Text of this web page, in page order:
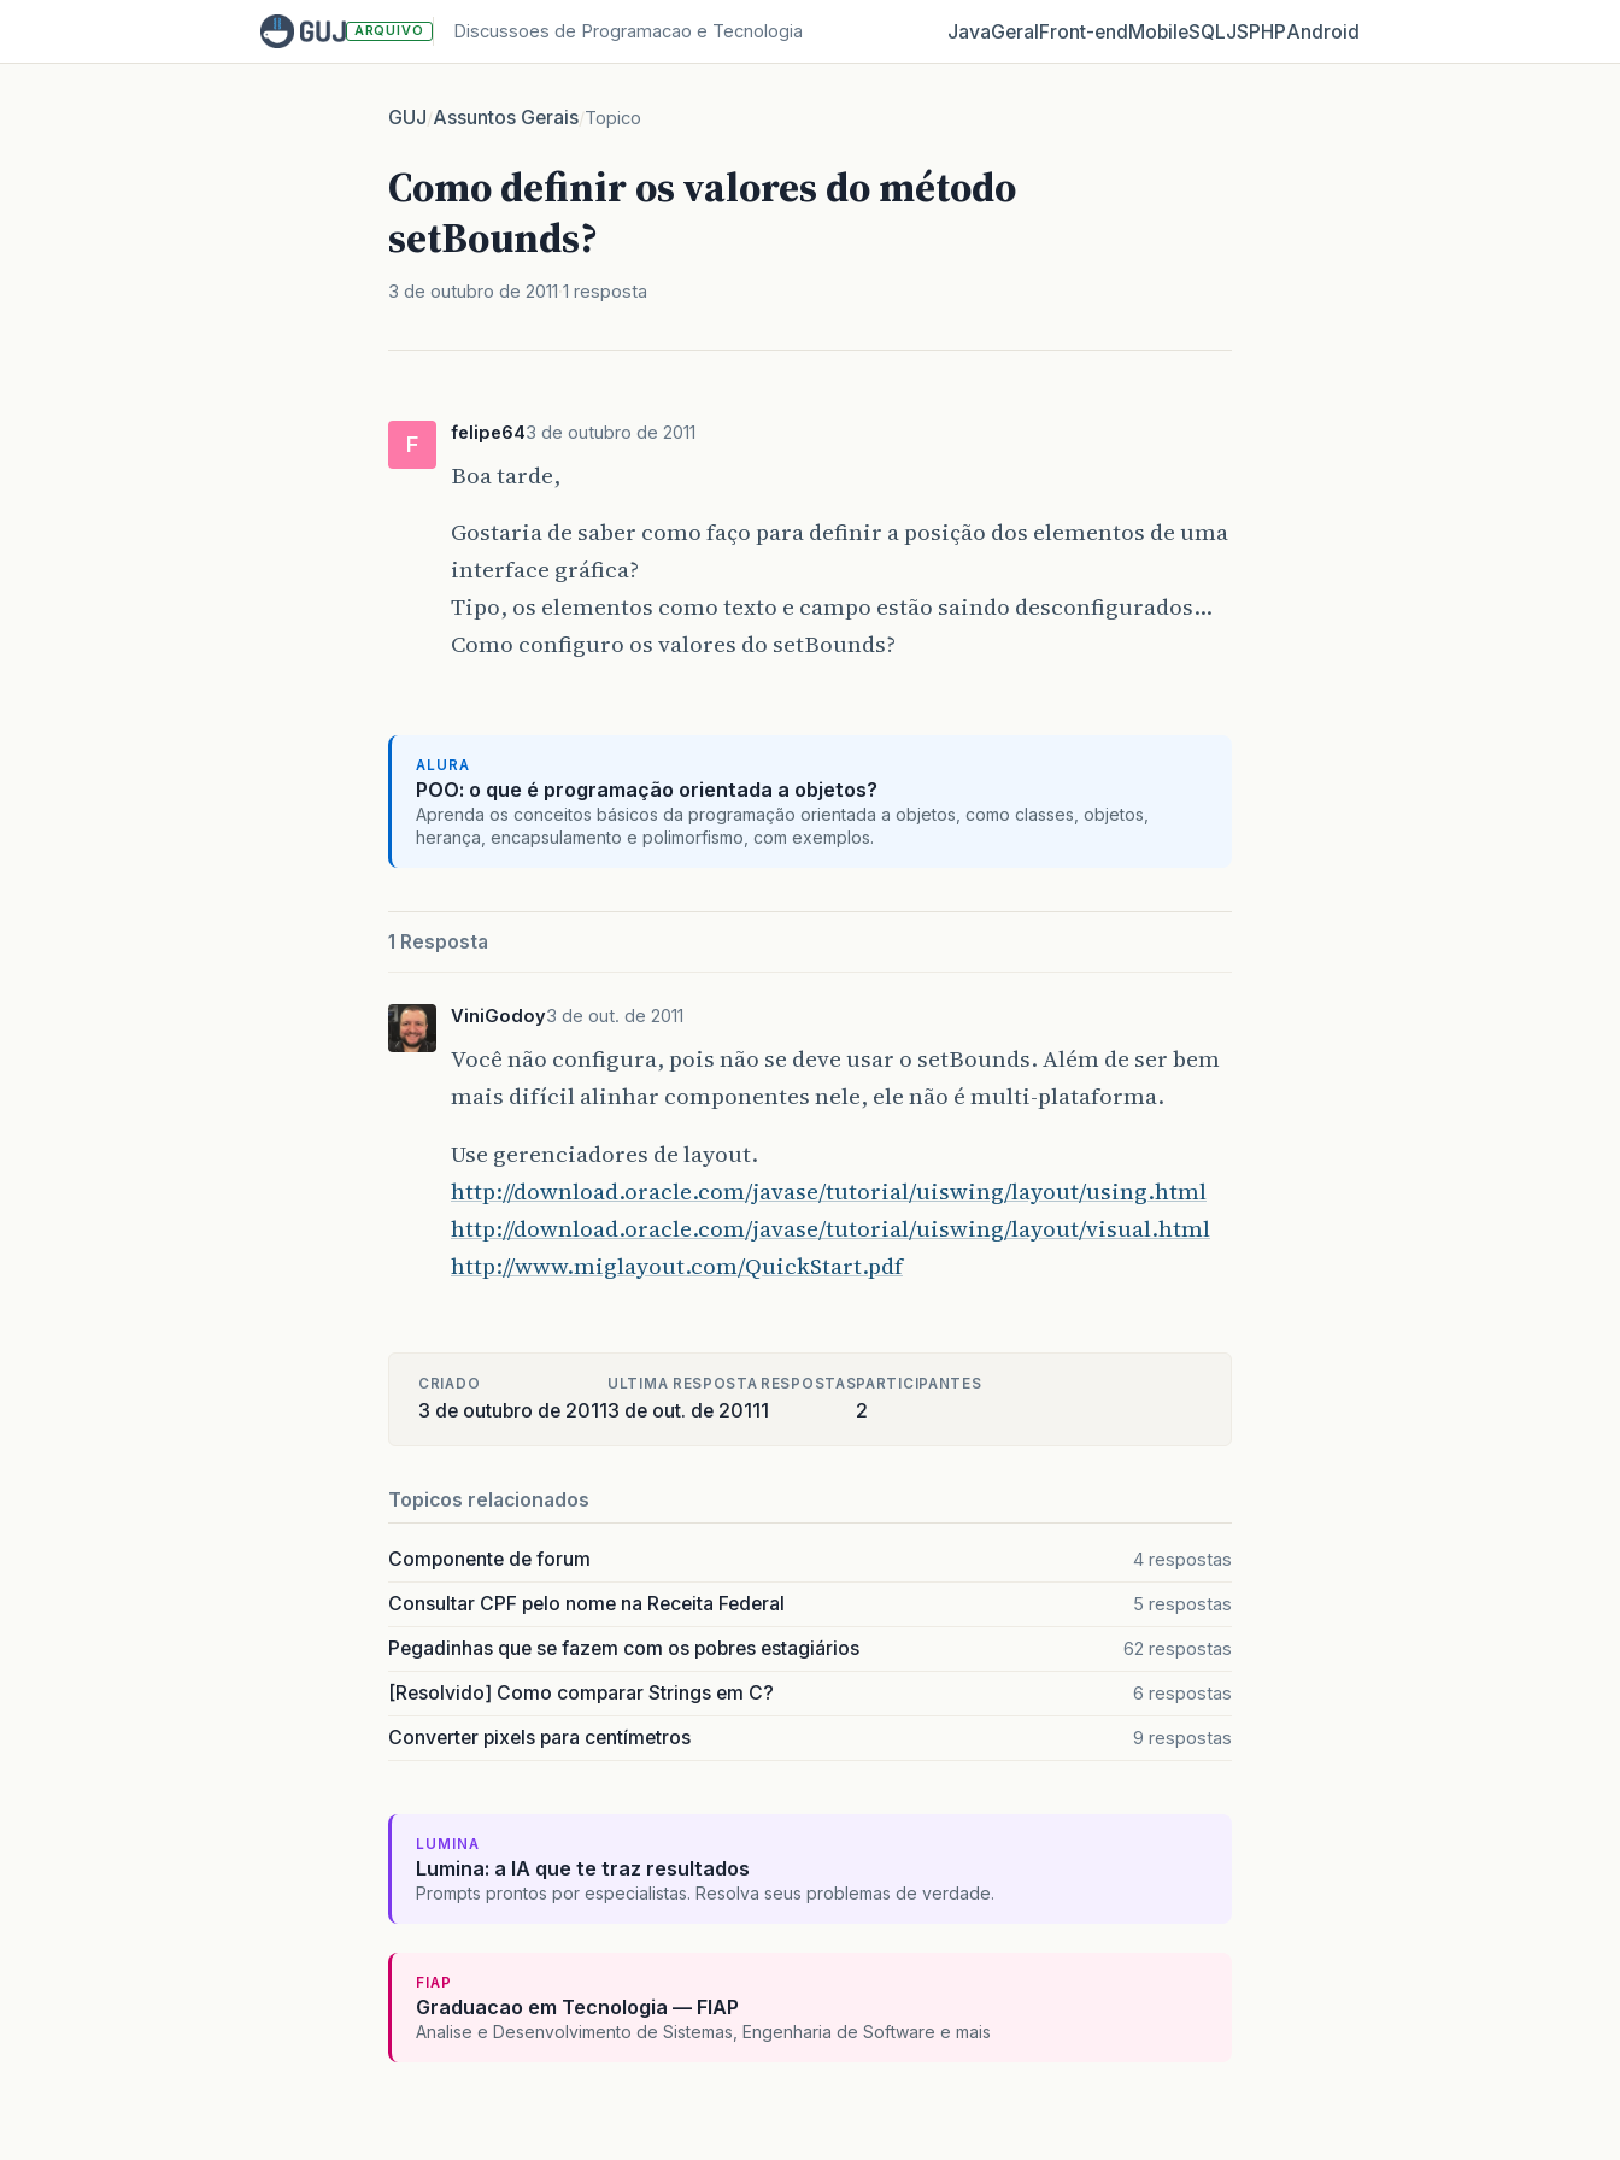
ARQUIVO Discussoes de Programacao e Tecnologia JavaGeralFront‑endMobileSQLJSPHPAndroid
GUJ/Assuntos Gerais/Topico
Como definir os valores do método
setBounds?
3 de outubro de 2011 1 resposta
F felipe643 de outubro de 2011
Boa tarde,
Gostaria de saber como faço para definir a posição dos elementos de uma
interface gráfica?
Tipo, os elementos como texto e campo estão saindo desconfigurados…
Como configuro os valores do setBounds?
ALURA
POO: o que é programação orientada a objetos?
Aprenda os conceitos básicos da programação orientada a objetos, como classes, objetos,
herança, encapsulamento e polimorfismo, com exemplos.
1 Resposta
ViniGodoy3 de out. de 2011
Você não configura, pois não se deve usar o setBounds. Além de ser bem
mais difícil alinhar componentes nele, ele não é multi-plataforma.
Use gerenciadores de layout.
http://download.oracle.com/javase/tutorial/uiswing/layout/using.html
http://download.oracle.com/javase/tutorial/uiswing/layout/visual.html
http://www.miglayout.com/QuickStart.pdf
CRIADO
3 de outubro de 2011
ULTIMA RESPOSTA
3 de out. de 2011
RESPOSTAS
1
PARTICIPANTES
2
Topicos relacionados
Componente de forum 4 respostas
Consultar CPF pelo nome na Receita Federal 5 respostas
Pegadinhas que se fazem com os pobres estagiários 62 respostas
[Resolvido] Como comparar Strings em C? 6 respostas
Converter pixels para centímetros 9 respostas
LUMINA
Lumina: a IA que te traz resultados
Prompts prontos por especialistas. Resolva seus problemas de verdade.
FIAP
Graduacao em Tecnologia — FIAP
Analise e Desenvolvimento de Sistemas, Engenharia de Software e mais